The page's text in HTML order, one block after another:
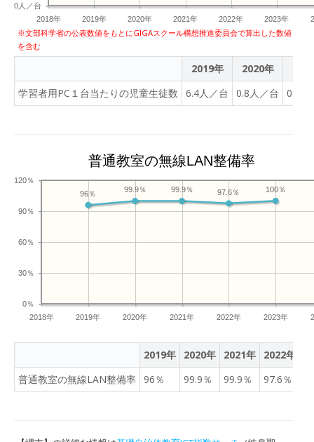
2018年 2019年 2020年 2021年 2022年 2023年
0人／台
※文部科学省の公表数値をもとにGIGAスクール構想推進委員会で算出した数値
を含む
2019年 2020年
学習者用PC１台当たりの児童生徒数
6.4人／台 0.8人／台 0.9人
普通教室の無線LAN整備率
2018年 2019年 2020年 2021年 2022年 2023年
0％
30％
60％
90％
120％
100％
97.6％
99.9％
99.9％
96％
2019年 2020年 2021年 2022年
普通教室の無線LAN整備率
96％ 99.9％ 99.9％ 97.6％